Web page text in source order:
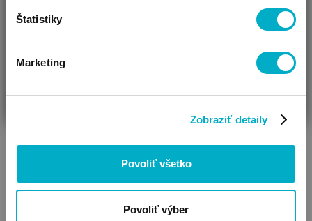
Štatistiky
Marketing
Zobraziť detaily
Povoliť všetko
Povoliť výber